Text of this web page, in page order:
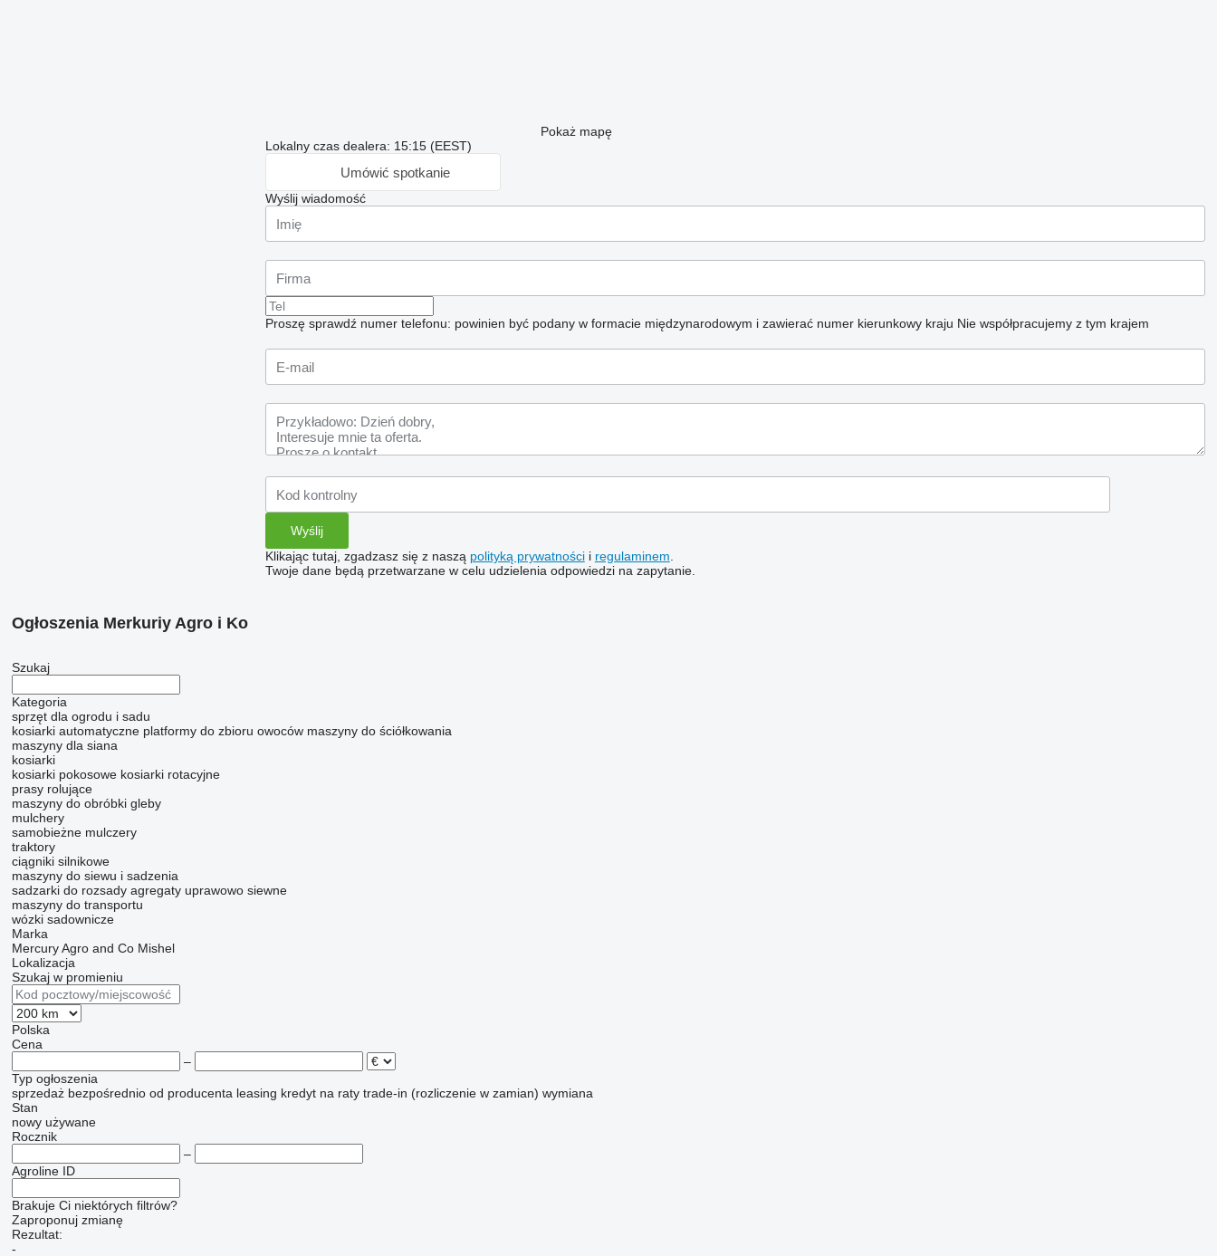
Pokaż mapę
Lokalny czas dealera: 15:15 (EEST)
Umówić spotkanie
Wyślij wiadomość
Proszę sprawdź numer telefonu: powinien być podany w formacie międzynarodowym i zawierać numer kierunkowy kraju Nie współpracujemy z tym krajem
Klikając tutaj, zgadzasz się z naszą polityką prywatnościi regulaminem
Twoje dane będą przetwarzane w celu udzielenia odpowiedzi na zapytanie.
Ogłoszenia Merkuriy Agro i Ko
Szukaj
Kategoria
sprzęt dla ogrodu i sadu
kosiarki automatyczne platformy do zbioru owoców maszyny do ściółkowania
maszyny dla siana
kosiarki
kosiarki pokosowe kosiarki rotacyjne
prasy rolujące
maszyny do obróbki gleby
mulchery
samobieżne mulczery
traktory
ciągniki silnikowe
maszyny do siewu i sadzenia
sadzarki do rozsady agregaty uprawowo siewne
maszyny do transportu
wózki sadownicze
Marka
Mercury Agro and Co Mishel
Lokalizacja
Szukaj w promieniu
Polska
Cena
–
Typ ogłoszenia
sprzedaż bezpośrednio od producenta leasing kredyt na raty trade-in (rozliczenie w zamian) wymiana
Stan
nowy używane
Rocznik
–
Agroline ID
Brakuje Ci niektórych filtrów?
Zaproponuj zmianę
Rezultat:
-